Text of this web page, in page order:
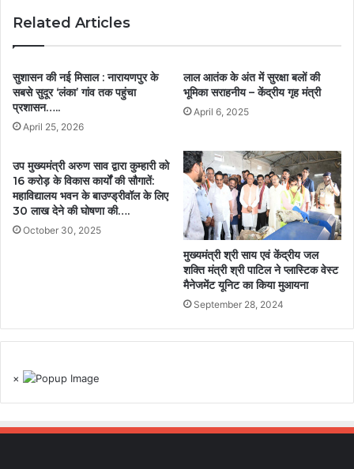
Related Articles
सुशासन की नई मिसाल : नारायणपुर के
सबसे सुदूर ‘लंका’ गांव तक पहुंचा
प्रशासन…..
April 25, 2026
लाल आतंक के अंत में सुरक्षा बलों की
भूमिका सराहनीय – केंद्रीय गृह मंत्री
April 6, 2025
उप मुख्यमंत्री अरुण साव द्वारा कुम्हारी को
16 करोड़ के विकास कार्यों की सौगातें:
महाविद्यालय भवन के बाउण्ड्रीवॉल के लिए
30 लाख देने की घोषणा की….
October 30, 2025
मुख्यमंत्री श्री साय एवं केंद्रीय जल
शक्ति मंत्री श्री पाटिल ने प्लास्टिक वेस्ट
मैनेजमेंट यूनिट का किया मुआयना
September 28, 2024
×